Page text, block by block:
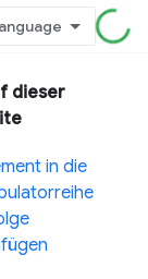
dieser
in die